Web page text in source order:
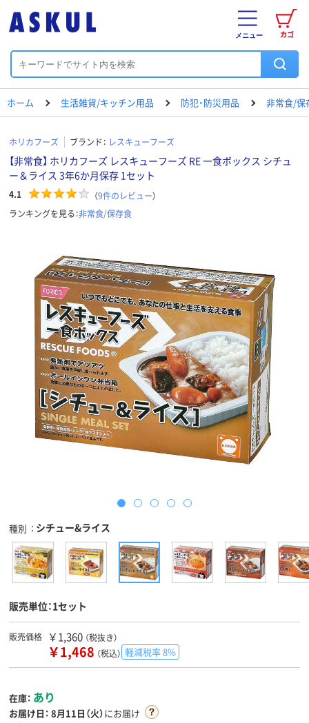
カゴ
メニュー
ホーム 生活雑貨/キッチン用品 防犯・防災用品 非常食/保
ホリカフーズ ブランド： レスキューフーズ
【非常食】 ホリカフーズ レスキューフーズ RE 一食ボックス シチュ
ー＆ライス 3年6か月保存 1セット
4.1 （9件のレビュー）
ランキングを見る：非常食/保存食
種別 シチュー&ライス
販売単位：1セット
販売価格 ￥1,360 （税抜き）
￥1,468 （税込） 軽減税率 8%
在庫： あり
お届け日： 8月11日（火）にお届け